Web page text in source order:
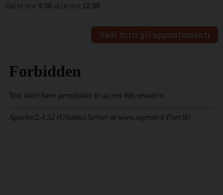
dalle ore 9:30 alle ore 12:30
Vedi tutti gli appuntamenti